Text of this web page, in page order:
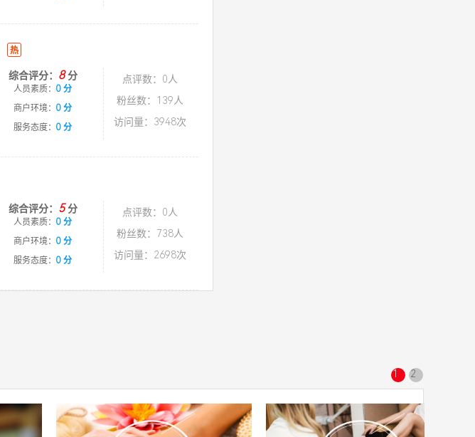
热
综合评分： 8分
人员素质： 0 分
商户环境： 0 分
服务态度： 0 分
点评数：0人
粉丝数：139人
访问量：3948次
综合评分： 5分
人员素质： 0 分
商户环境： 0 分
服务态度： 0 分
点评数：0人
粉丝数：738人
访问量：2698次
1 2